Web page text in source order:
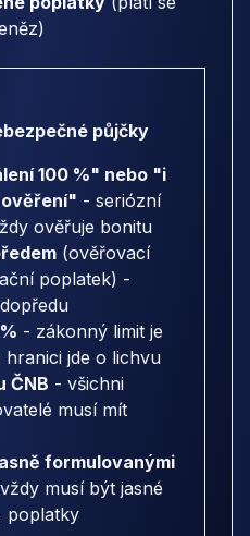
půjčky
100 %" nebo "i
- seriózní
ověřuje bonitu
(ověřovací
poplatek) -
- zákonný limit je
jde o lichvu
ČNB - všichni
musí mít
formulovanými
musí být jasné
poplatky